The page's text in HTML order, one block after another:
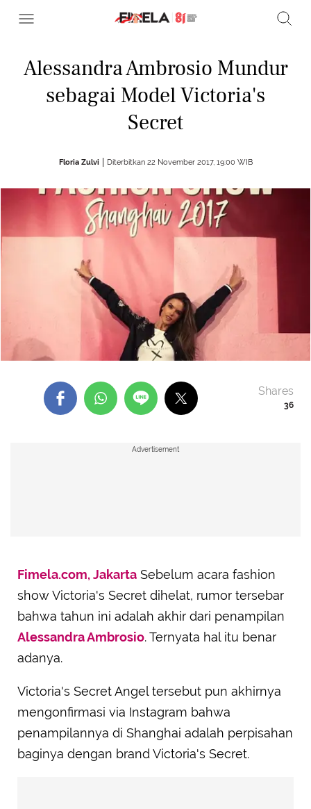
Alessandra Ambrosio Mundur
sebagai Model Victoria's
Secret
Floria Zulvi Diterbitkan 22 November 2017, 19:00 WIB
36
Shares
Advertisement
Fimela.com, Jakarta Sebelum acara fashion
show Victoria's Secret dihelat, rumor tersebar
bahwa tahun ini adalah akhir dari penampilan
Alessandra Ambrosio. Ternyata hal itu benar
adanya.
Victoria's Secret Angel tersebut pun akhirnya
mengonfirmasi via Instagram bahwa
penampilannya di Shanghai adalah perpisahan
baginya dengan brand Victoria's Secret.